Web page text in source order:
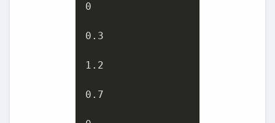
0
0.3
1.2
0.7